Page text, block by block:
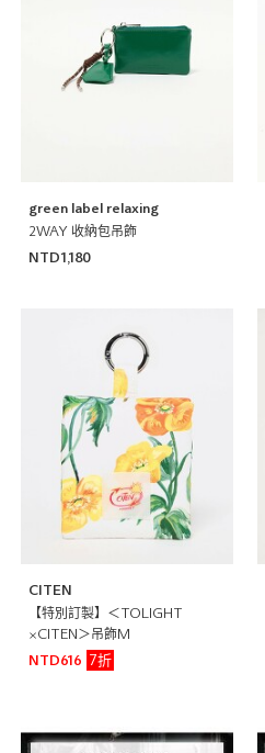
green label relaxing
2WAY 收納包吊飾
NTD1,180
CITEN
【特別訂製】＜TOLIGHT
×CITEN＞吊飾M
NTD616
7折